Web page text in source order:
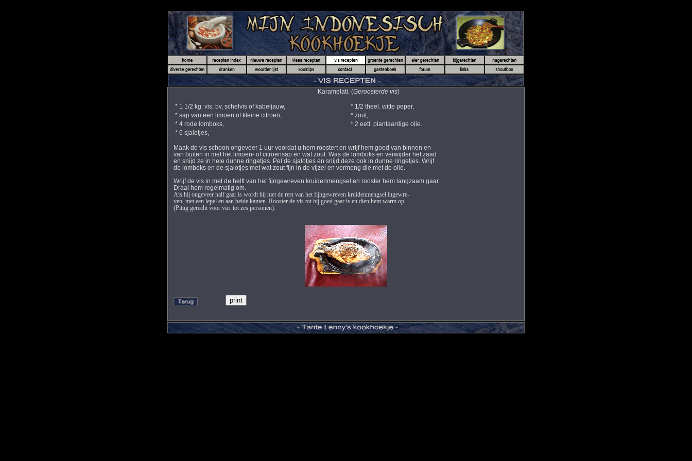
Karamelati. (Geroosterde vis)
* 1 1/2 kg. vis, bv, schelvis of kabeljauw,
* 1/2 theel. witte peper,
* sap van een limoen of kleine citroen,
* zout,
* 4 rode lomboks,
* 2 eetl. plantaardige olie.
* 6 sjalotjes,
Maak de vis schoon ongeveer 1 uur voordat u hem roostert en wrijf hem goed van binnen en
van buiten in met het limoen- of citroensap en wat zout. Was de lomboks en verwijder het zaad
en snijd ze in hele dunne ringetjes. Pel de sjalotjes en snijd deze ook in dunne ringetjes. Wrijf
de lomboks en de sjalotjes met wat zout fijn in de vijzel en vermeng die met de olie.
Wrijf de vis in met de helft van het fijngewreven kruidenmengsel en rooster hem langzaam gaar.
Draai hem regelmatig om.
Als hij ongeveer half gaar is wordt hij met de rest van het fijngewreven kruidenmengsel ingewre-
ven, met een lepel en aan beide kanten. Rooster de vis tot hij goed gaar is en dien hem warm op.
(Pittig gerecht voor vier tot zes personen).